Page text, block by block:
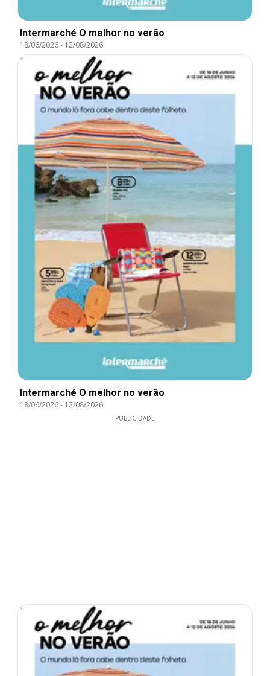
Intermarché O melhor no verão
18/06/2026- 12/08/2026
Intermarché O melhor no verão
18/06/2026- 12/08/2026
PUBLICIDADE